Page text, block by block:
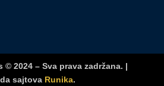
© 2024 – Sva prava zadržana. |
sajtova Runika.